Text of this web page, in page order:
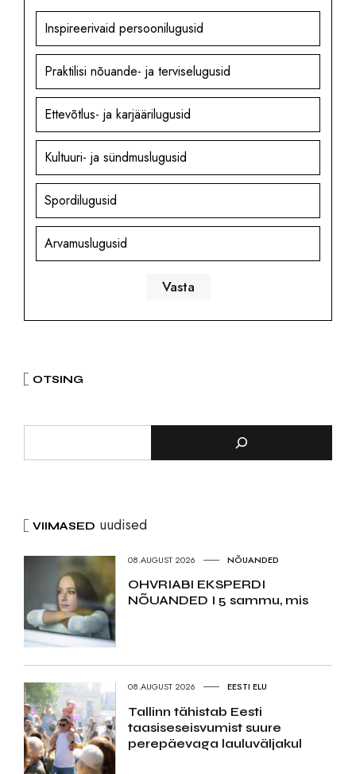
Inspireerivaid persoonilugusid
Praktilisi nõuande- ja terviselugusid
Ettevõtlus- ja karjäärilugusid
Kultuuri- ja sündmuslugusid
Spordilugusid
Arvamuslugusid
OTSING
VIIMASED uudised
08.AUGUST 2026 NÕUANDED
OHVRIABI EKSPERDI
NÕUANDED I 5 sammu, mis
08.AUGUST 2026 EESTI ELU
Tallinn tähistab Eesti
taasiseseisvumist suure
perepäevaga lauluväljakul